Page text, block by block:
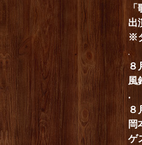
出
※
.
８
風
.
８
岡
ゲ